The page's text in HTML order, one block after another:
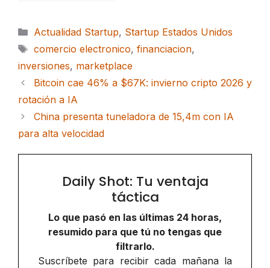
Categorías
Actualidad Startup, Startup Estados Unidos
Etiquetas
comercio electronico, financiacion,
inversiones, marketplace
Bitcoin cae 46% a $67K: invierno cripto 2026 y
rotación a IA
China presenta tuneladora de 15,4m con IA
para alta velocidad
Daily Shot: Tu ventaja
táctica
Lo que pasó en las últimas 24 horas,
resumido para que tú no tengas que
filtrarlo.
Suscríbete para recibir cada mañana la